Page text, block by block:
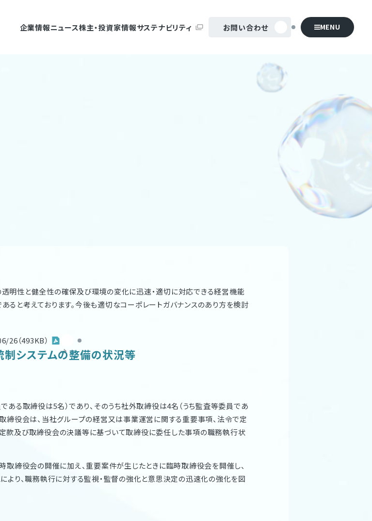
企業情報ニュース株主・投資家情報サステナビリティ お問い合わせ MENU
明性と健全性の確保及び環境の変化に迅速・適切に対応できる経営機能
ると考えております。今後も適切なコーポレートガバナンスのあり方を検討
26（493KB）
システムの整備の状況等
ある取締役は5名）であり、そのうち社外取締役は4名（うち監査等委員であ
締役会は、当社グループの経営又は事業運営に関する重要事項、法令で定
款及び取締役会の決議等に基づいて取締役に委任した事項の職務執行状
取締役会の開催に加え、重要案件が生じたときに臨時取締役会を開催し、
より、職務執行に対する監視・監督の強化と意思決定の迅速化の強化を図